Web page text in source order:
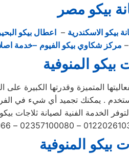
بيكو مصر
بيكو الاسكندرية – اعطال بيكو
– مركز شكاوي بيكو الفيوم –خدمة
بيكو المنوفية
المتميزة وقدرتها الكبيرة على
بيكو المنوفية